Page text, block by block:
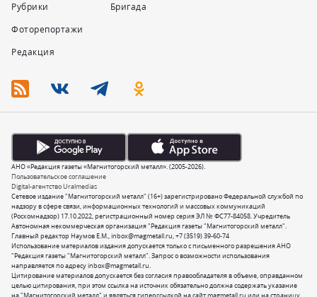
Рубрики
Фоторепортажи
Редакция
Бригада
Сетевое издание "Магнитогорский металл" (16+) зарегистрировано Федеральной службой по
надзору в сфере связи, информационных технологий и массовых коммуникаций
(Роскомнадзор) 17.10.2022, регистрационный номер серия ЭЛ № ФС77-84058. Учредитель
Автономная некоммерческая организация "Редакция газеты "Магнитогорский металл".
Главный редактор Наумов Е.М.,inbox@magmetall.ru,+7 (3519) 39-60-74
Использование материалов издания допускается только с письменного разрешения АНО
"Редакция газеты "Магнитогорский металл". Запрос о возможности использования
направляется по адресуinbox@magmetall.ru.
Цитирование материалов допускается без согласия правообладателя в объеме, оправданном
целью цитирования, при этом ссылка на источник обязательно должна содержать указание
Пользовательское соглашение
Digital-агентство Uralmedias
АНО «Редакция газеты «Магнитогорский металл». (2005-2026).